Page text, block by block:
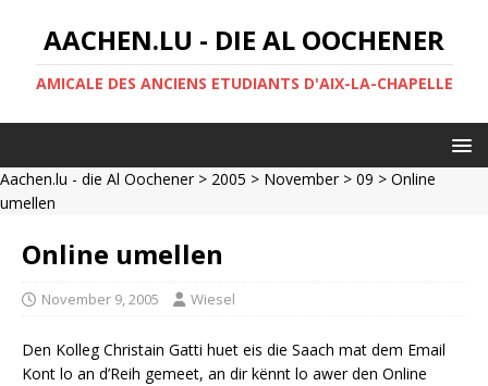
AACHEN.LU - DIE AL OOCHENER
AMICALE DES ANCIENS ETUDIANTS D'AIX-LA-CHAPELLE
Aachen.lu - die Al Oochener> 2005 > November> 09 > Online
umellen
Online umellen
November 9, 2005 Wiesel
Den Kolleg Christain Gatti huet eis die Saach mat dem Email
Kont lo an d’Reih gemeet, an dir kënnt lo awer den Online